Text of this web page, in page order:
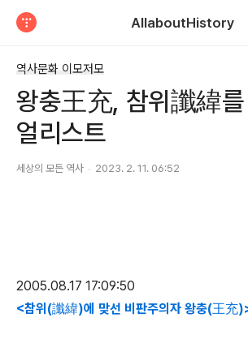
AllaboutHistory
역사문화 이모저모
왕충王充, 참위讖緯를
얼리스트
세상의 모든 역사 2023. 2. 11. 06:52
2005.08.17 17:09:50
<참위(讖緯)에 맞선 비판주의자 왕충(王充